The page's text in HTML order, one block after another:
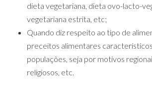
dieta vegetariana, dieta ovo-lacto-
vegetariana estrita, etc;
Quando diz respeito ao tipo de
preceitos alimentares
populações, seja por motivos
religiosos, etc.